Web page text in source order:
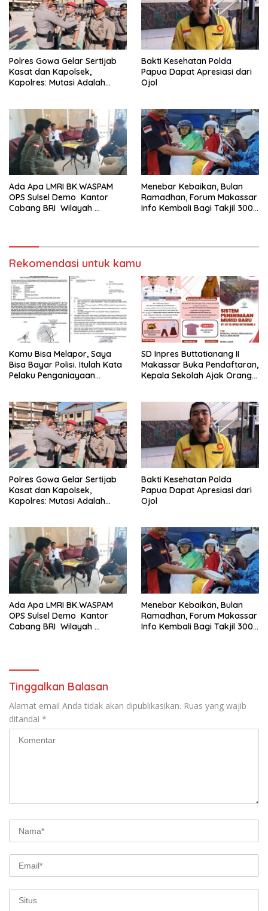
Polres Gowa Gelar Sertijab
Kasat dan Kapolsek,
Kapolres: Mutasi Adalah
Bakti Kesehatan Polda
Papua Dapat Apresiasi dari
Ojol
Ada Apa LMRI BK.WASPAM
OPS Sulsel Demo Kantor
Cabang BRI Wilayah
Menebar Kebaikan, Bulan
Ramadhan, Forum Makassar
Info Kembali Bagi Takjil 300
Rekomendasi untuk kamu
Kamu Bisa Melapor, Saya
Bisa Bayar Polisi. Itulah Kata
Pelaku Penganiayaan
Ini Belum Di Tangkap
SD Inpres Buttatianang II
Makassar Buka Pendaftaran,
Kepala Sekolah Ajak Orang
Polres Gowa Gelar Sertijab
Kasat dan Kapolsek,
Kapolres: Mutasi Adalah
Bakti Kesehatan Polda
Papua Dapat Apresiasi dari
Ojol
Ada Apa LMRI BK.WASPAM
OPS Sulsel Demo Kantor
Cabang BRI Wilayah
Menebar Kebaikan, Bulan
Ramadhan, Forum Makassar
Info Kembali Bagi Takjil 300
Tinggalkan Balasan
Alamat email Anda tidak akan dipublikasikan. Ruas yang wajib
ditandai *